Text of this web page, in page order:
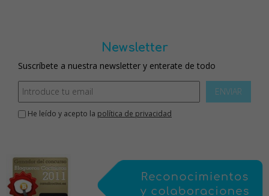
Newsletter
Suscríbete a nuestra newsletter y enterate de todo
ENVIAR
He leído y acepto la política de privacidad